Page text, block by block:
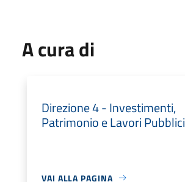
A cura di
Direzione 4 - Investimenti,
Patrimonio e Lavori Pubblici
VAI ALLA PAGINA